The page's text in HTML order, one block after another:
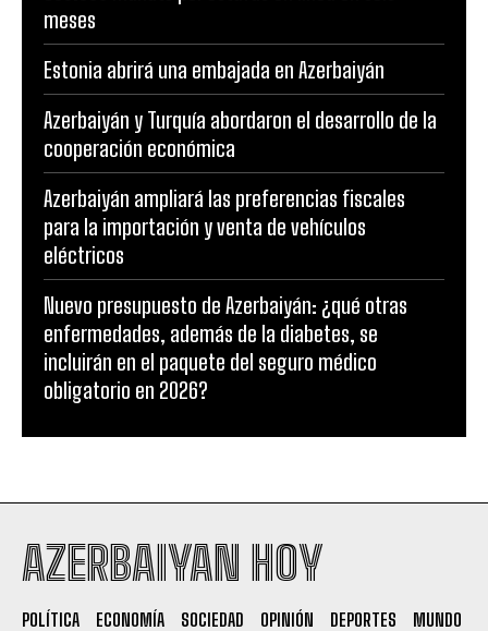
meses
Estonia abrirá una embajada en Azerbaiyán
Azerbaiyán y Turquía abordaron el desarrollo de la
cooperación económica
Azerbaiyán ampliará las preferencias fiscales
para la importación y venta de vehículos
eléctricos
Nuevo presupuesto de Azerbaiyán: ¿qué otras
enfermedades, además de la diabetes, se
incluirán en el paquete del seguro médico
obligatorio en 2026?
AZERBAIYAN HOY
POLÍTICA ECONOMÍA SOCIEDAD OPINIÓN DEPORTES MUNDO